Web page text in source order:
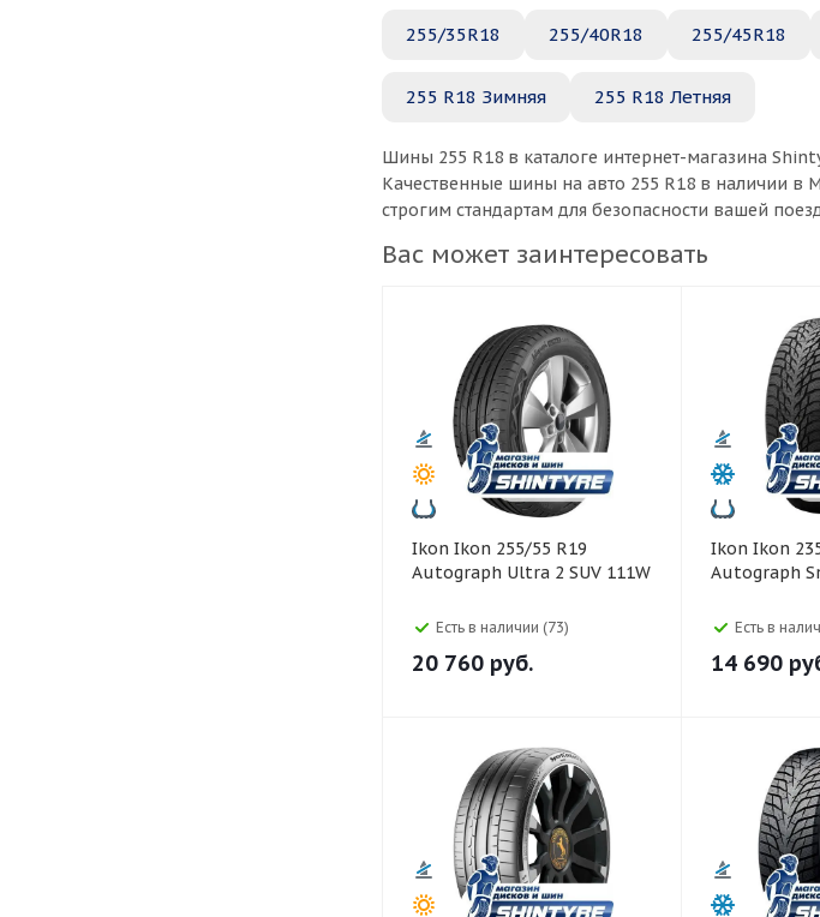
255/35R18 255/40R18 255/45R18
255 R18 Зимняя 255 R18 Летняя
Шины 255 R18 в каталоге интернет-магазина
Качественные шины на авто 255 R18 в наличии в
строгим стандартам для безопасности вашей
Вас может заинтересовать
Ikon Ikon 255/55 R19
Autograph Ultra 2 SUV 111W
Есть в наличии (73)
20 760 руб.
Ikon Ikon 235/55 R19
Autograph
Есть в
14 690